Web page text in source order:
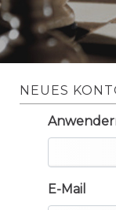
NEUES
E-Mail